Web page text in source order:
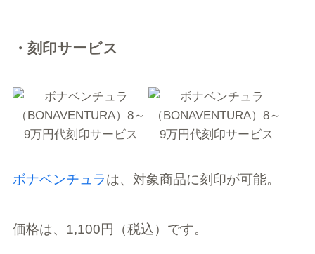
・刻印サービス
ボナベンチュラは、対象商品に刻印が可能。
価格は、1,100円（税込）です。